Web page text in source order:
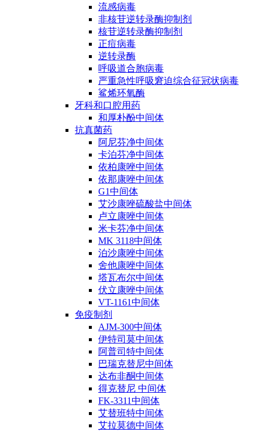
流感病毒
非核苷逆转录酶抑制剂
核苷逆转录酶抑制剂
正痘病毒
逆转录酶
呼吸道合胞病毒
严重急性呼吸窘迫综合征冠状病毒
鲨烯环氧酶
牙科和口腔用药
和厚朴酚中间体
抗真菌药
阿尼芬净中间体
卡泊芬净中间体
依柏康唑中间体
依那康唑中间体
G1中间体
艾沙康唑硫酸盐中间体
卢立康唑中间体
米卡芬净中间体
MK 3118中间体
泊沙康唑中间体
舍他康唑中间体
塔瓦布尔中间体
伏立康唑中间体
VT-1161中间体
免疫制剂
AJM-300中间体
伊特司莫中间体
阿普司特中间体
巴瑞克替尼中间体
达布非酮中间体
得克替尼 中间体
FK-3311中间体
艾替班特中间体
艾拉莫德中间体